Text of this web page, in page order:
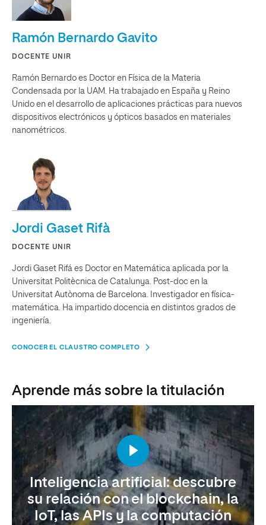
Ramón Bernardo Gavito
DOCENTE UNIR
Ramón Bernardo es Doctor en Física de la Materia
Condensada por la UAM. Ha trabajado en España y Reino
Unido en el desarrollo de aplicaciones prácticas para nuevos
dispositivos electrónicos y ópticos basados en materiales
nanométricos.
Jordi Gaset Rifà
DOCENTE UNIR
Jordi Gaset Rifá es Doctor en Matemática aplicada por la
Universitat Politècnica de Catalunya. Post-doc en la
Universitat Autònoma de Barcelona. Investigador en física-
matemática. Ha impartido docencia en distintos grados de
ingeniería.
CONOCER EL CLAUSTRO COMPLETO
Aprende más sobre la titulación
Inteligencia artificial: descubre
su relación con el blockchain, la
IoT, las APIs y la computación